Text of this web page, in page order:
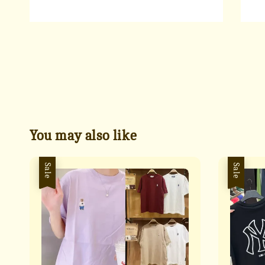
You may also like
Sale Sale